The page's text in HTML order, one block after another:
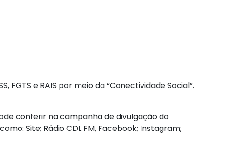
e RAIS por meio da “Conectividade Social”.
conferir na campanha de divulgação do
Site; Rádio CDL FM, Facebook; Instagram;